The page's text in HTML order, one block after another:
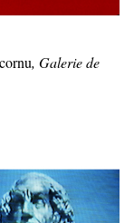
, Galerie de